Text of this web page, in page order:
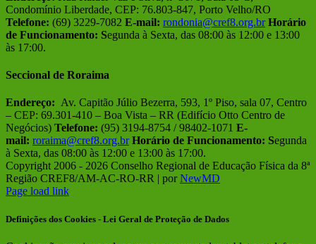
Condomínio Liberdade, CEP: 76.803-847, Porto Velho/RO
Telefone: (69) 3229-7082 E-mail: rondonia@cref8.org.br Horário
de Funcionamento: Segunda à Sexta, das 08:00 às 12:00 e 13:00
às 17:00.
Seccional de Roraima
Endereço: Av. Capitão Júlio Bezerra, 593, 1º Piso, sala 07, Centro
– CEP: 69.301-410 – Boa Vista – RR (Edifício Otto Centro de
Negócios) Telefone: (95) 3194-8754 / 98402-1071 E-
mail: roraima@cref8.org.br Horário de Funcionamento: Segunda
à Sexta, das 08:00 às 12:00 e 13:00 às 17:00.
Copyright 2006 - 2026 Conselho Regional de Educação Física da 8ª
Região CREF8/AM-AC-RO-RR | porNewMD
Facebook
Instagram
Page load link
Definições dos Cookies - Lei Geral de Proteção de Dados